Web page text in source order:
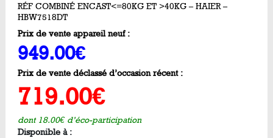
RÉF COMBINÉ ENCAST<=80KG ET >40KG – HAIER –
HBW7518DT
Prix de vente appareil neuf :
949.00€
Prix de vente déclassé d’occasion récent :
719.00€
dont 18.00€ d’éco-participation
Disponible à :